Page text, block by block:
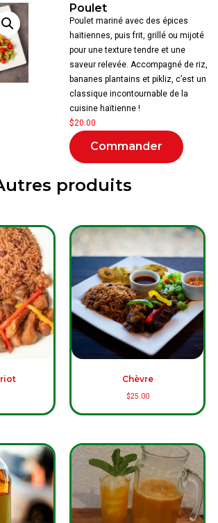
Poulet
Poulet mariné avec des épices
haïtiennes, puis frit, grillé ou mijoté
pour une texture tendre et une
saveur relevée. Accompagné de riz,
bananes plantains et pikliz, c’est un
classique incontournable de la
cuisine haïtienne !
$20.00
Commander
produits
Chèvre
$25.00